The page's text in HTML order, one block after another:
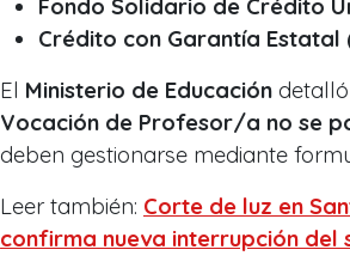
Fondo Solidario de Crédito
Crédito con Garantía Estatal
El Ministerio de Educación
Vocación de Profesor/a no se
deben gestionarse mediante
Leer también: Corte de luz en
confirma nueva interrupción del